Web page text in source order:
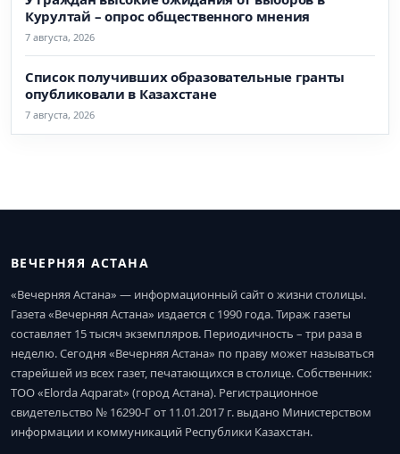
Курултай – опрос общественного мнения
7 августа, 2026
Список получивших образовательные гранты
опубликовали в Казахстане
7 августа, 2026
ВЕЧЕРНЯЯ АСТАНА
«Вечерняя Астана» — информационный сайт о жизни столицы.
Газета «Вечерняя Астана» издается с 1990 года. Тираж газеты
составляет 15 тысяч экземпляров. Периодичность – три раза в
неделю. Сегодня «Вечерняя Астана» по праву может называться
старейшей из всех газет, печатающихся в столице. Собственник:
ТОО «Elorda Aqparat» (город Астана). Регистрационное
свидетельство № 16290-Г от 11.01.2017 г. выдано Министерством
информации и коммуникаций Республики Казахстан.